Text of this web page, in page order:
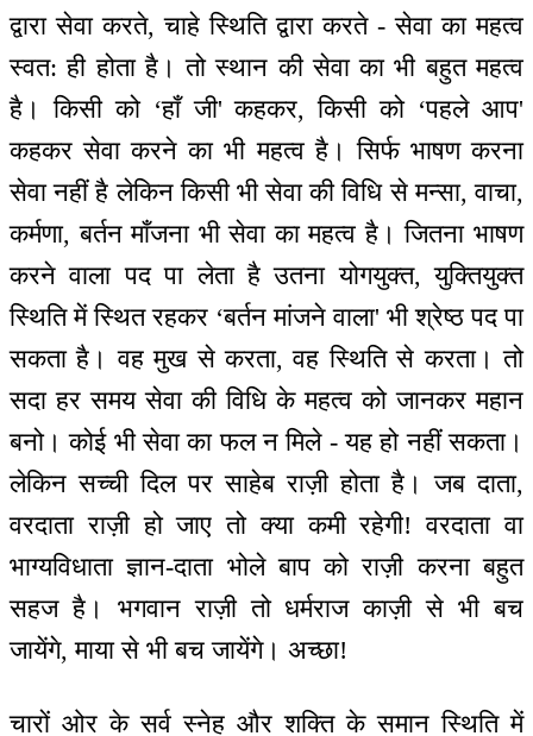
द्वारा सेवा करते, चाहे स्थिति द्वारा करते - सेवा का महत्व
स्वत: ही होता है। तो स्थान की सेवा का भी बहुत महत्व
है। किसी को ‘हाँ जी' कहकर, किसी को ‘पहले आप'
कहकर सेवा करने का भी महत्व है। सिर्फ भाषण करना
सेवा नहीं है लेकिन किसी भी सेवा की विधि से मन्सा, वाचा,
कर्मणा, बर्तन माँजना भी सेवा का महत्व है। जितना भाषण
करने वाला पद पा लेता है उतना योगयुक्त, युक्तियुक्त
स्थिति में स्थित रहकर ‘बर्तन मांजने वाला' भी श्रेष्ठ पद पा
सकता है। वह मुख से करता, वह स्थिति से करता। तो
सदा हर समय सेवा की विधि के महत्व को जानकर महान
बनो। कोई भी सेवा का फल न मिले - यह हो नहीं सकता।
लेकिन सच्ची दिल पर साहेब राज़ी होता है। जब दाता,
वरदाता राज़ी हो जाए तो क्या कमी रहेगी! वरदाता वा
भाग्यविधाता ज्ञान-दाता भोले बाप को राज़ी करना बहुत
सहज है। भगवान राज़ी तो धर्मराज काज़ी से भी बच
जायेंगे, माया से भी बच जायेंगे। अच्छा!
चारों ओर के सर्व स्नेह और शक्ति के समान स्थिति में